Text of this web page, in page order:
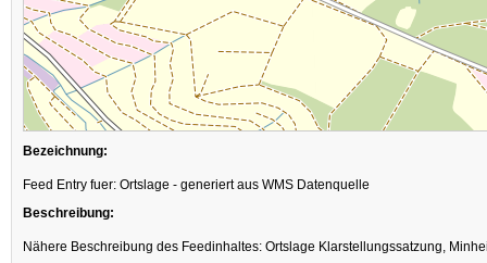
Bezeichnung:
Feed Entry fuer: Ortslage - generiert aus WMS Datenquelle
Beschreibung:
Nähere Beschreibung des Feedinhaltes: Ortslage Klarstellungssatzung,